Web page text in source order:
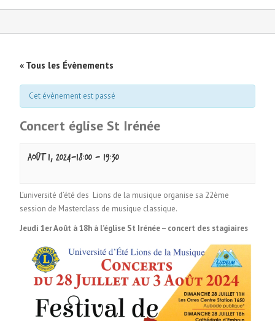
« Tous les Évènements
Cet évènement est passé
Concert église St Irénée
août 1, 2024-18:00 - 19:30
L’université d’été des Lions de la musique organise sa 22ème
session de Masterclass de musique classique.
Jeudi 1er Août à 18h à l’église St Irénée – concert des stagiaires